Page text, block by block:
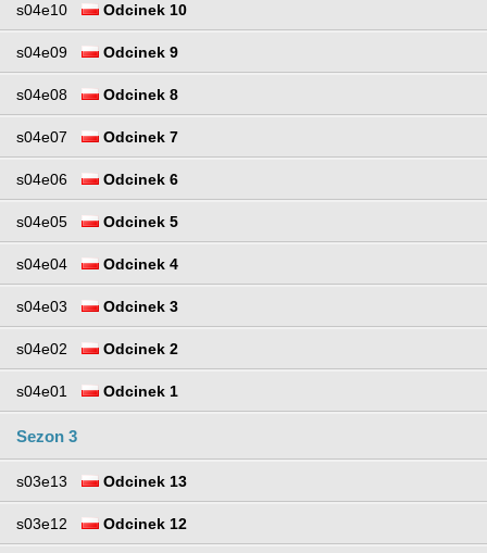
s04e10 Odcinek 10
s04e09 Odcinek 9
s04e08 Odcinek 8
s04e07 Odcinek 7
s04e06 Odcinek 6
s04e05 Odcinek 5
s04e04 Odcinek 4
s04e03 Odcinek 3
s04e02 Odcinek 2
s04e01 Odcinek 1
Sezon 3
s03e13 Odcinek 13
s03e12 Odcinek 12